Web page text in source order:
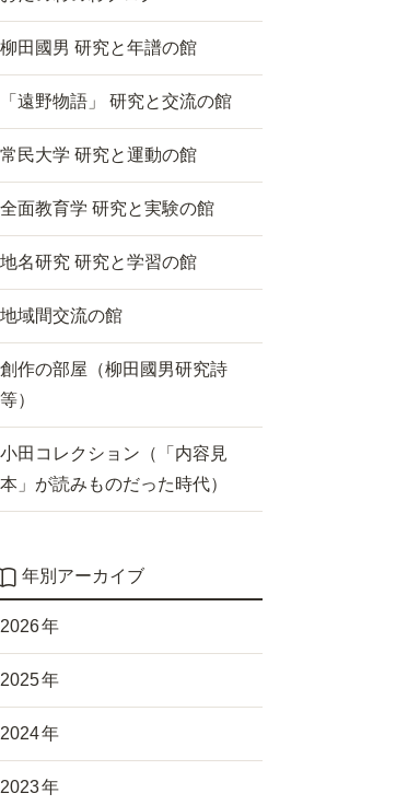
柳田國男 研究と年譜の館
「遠野物語」 研究と交流の館
常民大学 研究と運動の館
全面教育学 研究と実験の館
地名研究 研究と学習の館
地域間交流の館
創作の部屋（柳田國男研究詩
等）
小田コレクション（「内容見
本」が読みものだった時代）
年別アーカイブ
2026
2025
2024
2023